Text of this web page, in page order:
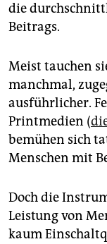
die
Beitrags.
Meist tauchen
manchmal,
ausführlicher.
Printmedien (
bemühen sich
Menschen mit
Doch die
Leistung von
kaum